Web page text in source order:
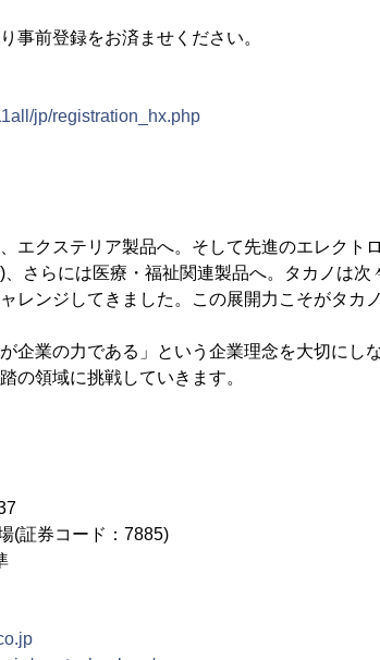
事前登録をお済ませください。
jp/registration_hx.php
エクステリア製品へ。そして先進のエレクト
さらには医療・福祉関連製品へ。タカノは次
レンジしてきました。この展開力こそがタカ
企業の力である」という企業理念を大切にし
の領域に挑戦していきます。
券コード：7885)